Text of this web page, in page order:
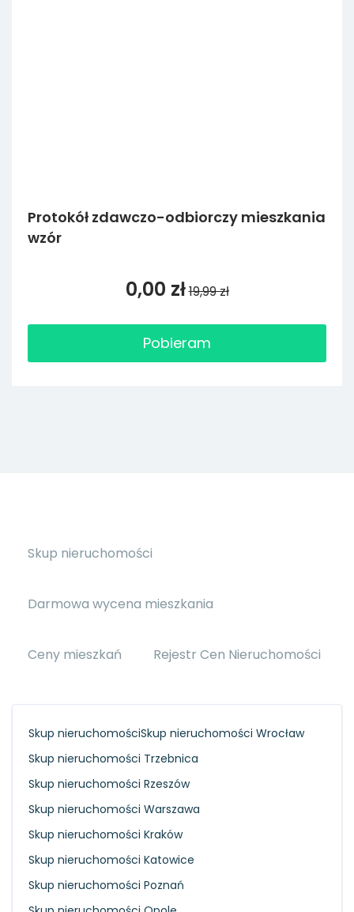
Protokół zdawczo-odbiorczy mieszkania
wzór
0,00 zł19,99 zł
Pobieram
Skup nieruchomości
Darmowa wycena mieszkania
Ceny mieszkań Rejestr Cen Nieruchomości
Skup nieruchomościSkup nieruchomości Wrocław
Skup nieruchomości Trzebnica
Skup nieruchomości Rzeszów
Skup nieruchomości Warszawa
Skup nieruchomości Kraków
Skup nieruchomości Katowice
Skup nieruchomości Poznań